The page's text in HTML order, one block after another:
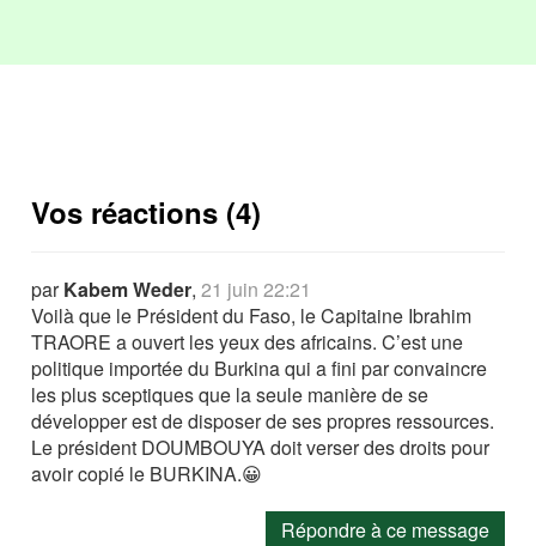
Vos réactions (4)
parKabem Weder,21 juin 22:21
Voilà que le Président du Faso, le Capitaine Ibrahim
TRAORE a ouvert les yeux des africains. C’est une
politique importée du Burkina qui a fini par convaincre
les plus sceptiques que la seule manière de se
développer est de disposer de ses propres ressources.
Le président DOUMBOUYA doit verser des droits pour
avoir copié le BURKINA.😀
Répondre à ce message